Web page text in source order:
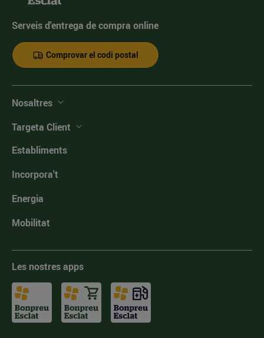
Serveis d'entrega de compra online
Comprovar el codi postal
Nosaltres
Targeta Client
Establiments
Incorpora't
Energia
Mobilitat
Les nostres apps